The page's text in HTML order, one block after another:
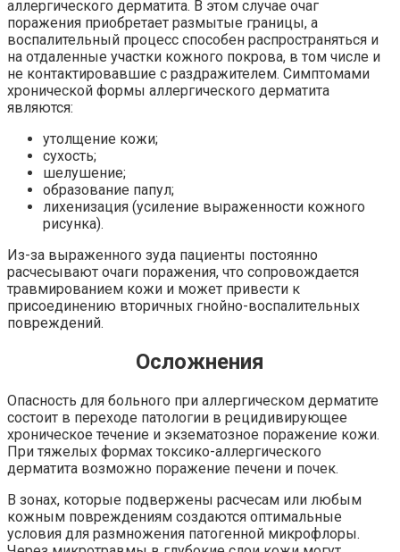
аллергического дерматита. В этом случае очаг
поражения приобретает размытые границы, а
воспалительный процесс способен распространяться и
на отдаленные участки кожного покрова, в том числе и
не контактировавшие с раздражителем. Симптомами
хронической формы аллергического дерматита
являются:
утолщение кожи;
сухость;
шелушение;
образование папул;
лихенизация (усиление выраженности кожного
рисунка).
Из-за выраженного зуда пациенты постоянно
расчесывают очаги поражения, что сопровождается
травмированием кожи и может привести к
присоединению вторичных гнойно-воспалительных
повреждений.
Осложнения
Опасность для больного при аллергическом дерматите
состоит в переходе патологии в рецидивирующее
хроническое течение и экзематозное поражение кожи.
При тяжелых формах токсико-аллергического
дерматита возможно поражение печени и почек.
В зонах, которые подвержены расчесам или любым
кожным повреждениям создаются оптимальные
условия для размножения патогенной микрофлоры.